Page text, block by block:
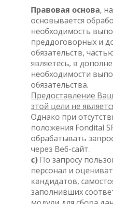
Правовая основа,
основывается
необходимость
преддоговорных и
обязательств,
являетесь, в
необходимости
обязательства.
Предоставление
этой цели не
Однако при
положения Fondital
обрабатывать
через Веб-сайт.
c) По запросу
персонал и
кандидатов,
заполнивших